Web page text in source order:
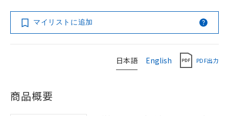
マイリストに追加
日本語 English PDF出力
商品概要